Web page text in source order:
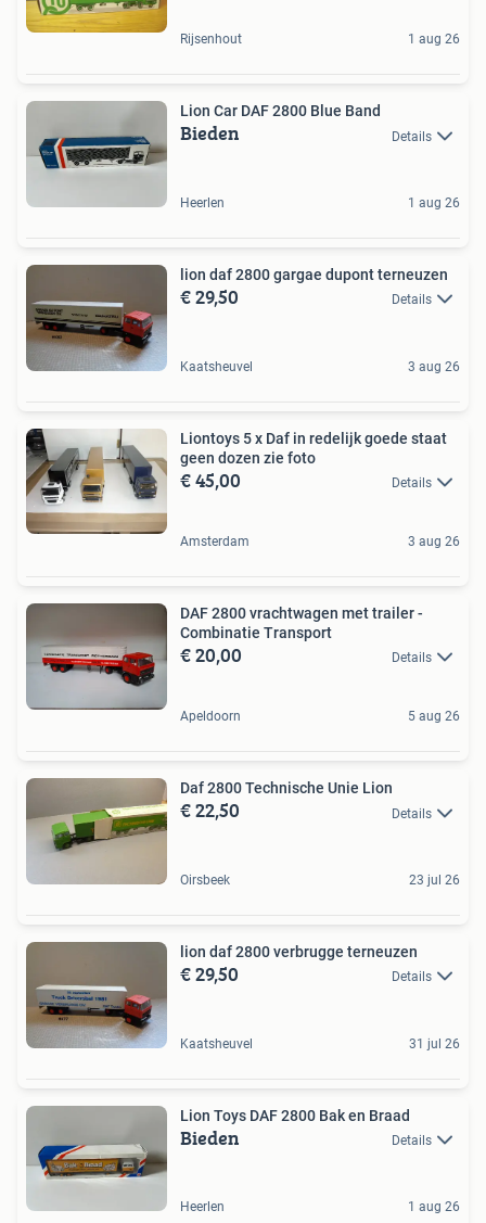
Rijsenhout 1 aug 26
Lion Car DAF 2800 Blue Band
Bieden Details
Heerlen 1 aug 26
lion daf 2800 gargae dupont terneuzen
€ 29,50 Details
Kaatsheuvel 3 aug 26
Liontoys 5 x Daf in redelijk goede staat
geen dozen zie foto
€ 45,00 Details
Amsterdam 3 aug 26
DAF 2800 vrachtwagen met trailer -
Combinatie Transport
€ 20,00 Details
Apeldoorn 5 aug 26
Daf 2800 Technische Unie Lion
€ 22,50 Details
Oirsbeek 23 jul 26
lion daf 2800 verbrugge terneuzen
€ 29,50 Details
Kaatsheuvel 31 jul 26
Lion Toys DAF 2800 Bak en Braad
Bieden Details
Heerlen 1 aug 26